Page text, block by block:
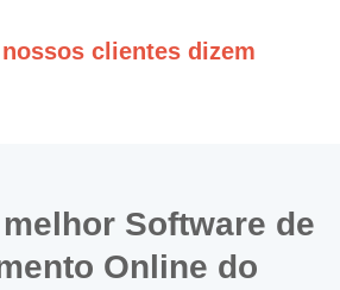
clientes dizem
Software de
Online do